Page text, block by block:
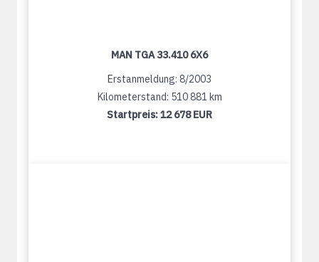
MAN TGA 33.410 6X6
Erstanmeldung: 8/2003
Kilometerstand: 510 881 km
Startpreis:12 678 EUR